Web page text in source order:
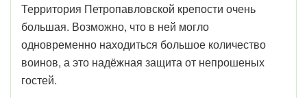
Территория Петропавловской крепости очень
большая. Возможно, что в ней могло
одновременно находиться большое количество
воинов, а это надёжная защита от непрошеных
гостей.